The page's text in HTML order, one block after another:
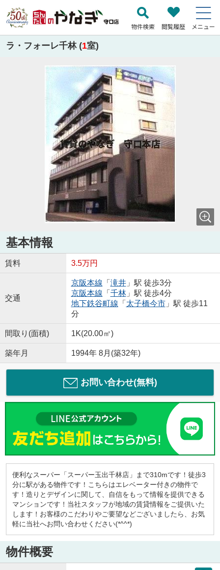
物件検索 閲覧履歴 メニュー
ラ・フォーレ千林 (1室)
基本情報
賃料 3.5万円
交通
京阪本線 「 滝井」駅 徒歩3分
京阪本線 「 千林」駅 徒歩4分
地下鉄谷町線 「 太子橋今市」駅 徒歩11
分
間取り(面積) 1K(20.00㎡)
築年月 1994年 8月(築32年)
お問い合わせ(無料)
便利なスーパー「スーパー玉出千林店」まで310mです！徒歩3
分に駅がある物件です！こちらはエレベーター付きの物件で
す！造りとデザインに関して、自信をもって情報を提供できる
マンションです！当社スタッフが地域の賃貸情報をご提供いた
します！お客様のこだわりやご要望などございましたら、お気
軽に当社へお問い合わせください(*^^*)
物件概要